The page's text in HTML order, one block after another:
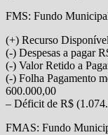
FMS: Fundo
(+) Recurso
(-) Despesas a pagar
(-) Valor Retido a
(-) Folha Pagamento
600.000,00
– Déficit de R$
FMAS: Fundo